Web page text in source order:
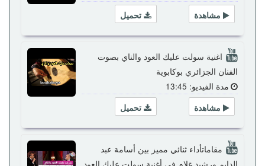
تحميل
مشاهدة
اغنية سولت عليك العود والناي بصوت
الفنان الجزائري بوكابوية
مدة الفيديو: 13:45
تحميل
مشاهدة
مقاماتأداء ثنائي مميز بين أسامة عبد